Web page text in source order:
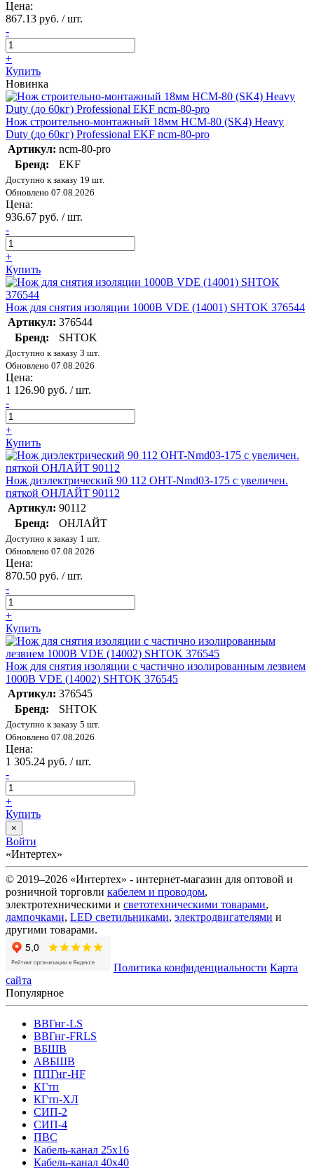
Цена:
867.13 руб. / шт.
-
+
Купить
Новинка
Нож строительно-монтажный 18мм НСМ-80 (SK4) Heavy
Duty (до 60кг) Professional EKF ncm-80-pro
Артикул: ncm-80-pro
Бренд:
EKF
Доступно к заказу 19 шт.
Обновлено 07.08.2026
Цена:
936.67 руб. / шт.
-
+
Купить
Нож для снятия изоляции 1000В VDE (14001) SHTOK 376544
Артикул: 376544
Бренд:
SHTOK
Доступно к заказу 3 шт.
Обновлено 07.08.2026
Цена:
1 126.90 руб. / шт.
-
+
Купить
Нож диэлектрический 90 112 OHT-Nmd03-175 с увеличен.
пяткой ОНЛАЙТ 90112
Артикул: 90112
Бренд:
ОНЛАЙТ
Доступно к заказу 1 шт.
Обновлено 07.08.2026
Цена:
870.50 руб. / шт.
-
+
Купить
Нож для снятия изоляции с частично изолированным лезвием
1000В VDE (14002) SHTOK 376545
Артикул: 376545
Бренд:
SHTOK
Доступно к заказу 5 шт.
Обновлено 07.08.2026
Цена:
1 305.24 руб. / шт.
-
+
Купить
×
Войти
«Интертех»
© 2019–2026 «Интертех» - интернет-магазин для оптовой и
розничной торговли кабелем и проводом,
электротехническими и светотехническими товарами,
лампочками, LED светильниками, электродвигателями и
другими товарами.
Политика конфиденциальности Карта
сайта
Популярное
ВВГнг-LS
ВВГнг-FRLS
ВБШВ
АВБШВ
ППГнг-HF
КГтп
КГтп-ХЛ
СИП-2
СИП-4
ПВС
Кабель-канал 25х16
Кабель-канал 40х40